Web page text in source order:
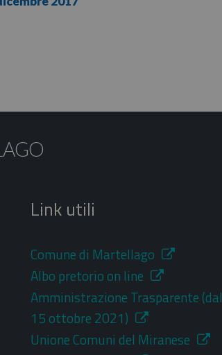
Link utili
Comune di Martellago
Albo pretorio on line
Amministrazione Trasparente (dal
15 ottobre 2021)
Unione Comuni del Miranese